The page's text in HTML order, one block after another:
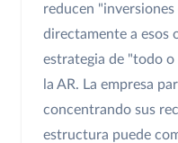
reducen
directamente a esos
estrategia de "todo o
la AR. La empresa
concentrando sus
estructura puede